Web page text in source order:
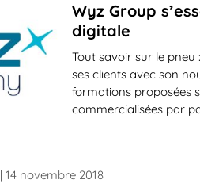
Wyz Group
digitale
Tout savoir sur le pneu
ses clients avec son
formations proposées
commercialisées par
| 14 novembre 2018